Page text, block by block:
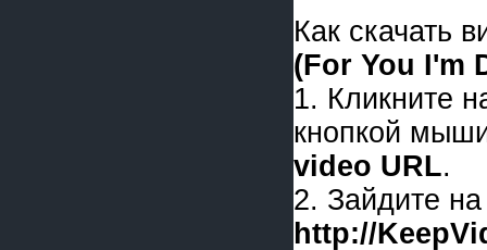
Как скачать
(For You I'm
1. Кликните
кнопкой
video URL.
2. Зайдите на
http://